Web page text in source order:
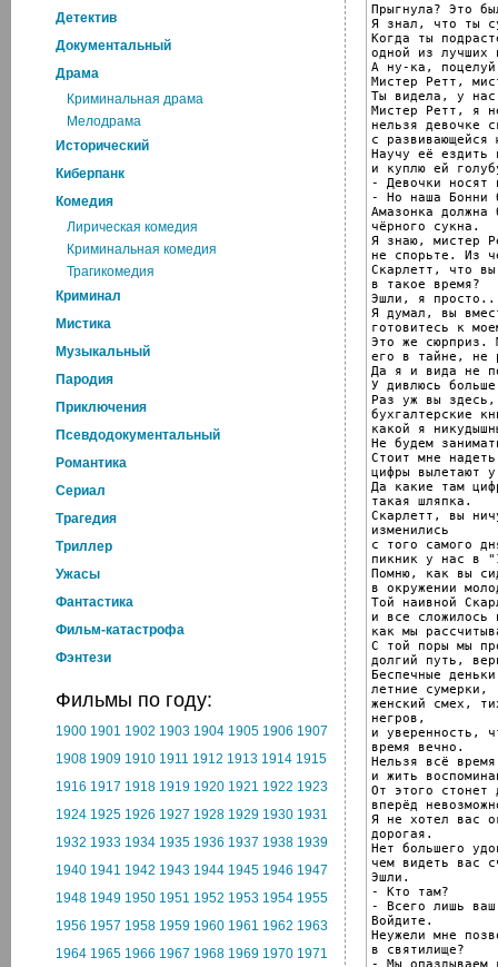
Детектив
Документальный
Драма
Криминальная драма
Мелодрама
Исторический
Киберпанк
Комедия
Лирическая комедия
Криминальная комедия
Трагикомедия
Криминал
Мистика
Музыкальный
Пародия
Приключения
Псевдодокументальный
Романтика
Cериал
Трагедия
Триллер
Ужасы
Фантастика
Фильм-катастрофа
Фэнтези
Фильмы по году:
1900 1901 1902 1903 1904 1905 1906 1907
1908 1909 1910 1911 1912 1913 1914 1915
1916 1917 1918 1919 1920 1921 1922 1923
1924 1925 1926 1927 1928 1929 1930 1931
1932 1933 1934 1935 1936 1937 1938 1939
1940 1941 1942 1943 1944 1945 1946 1947
1948 1949 1950 1951 1952 1953 1954 1955
1956 1957 1958 1959 1960 1961 1962 1963
1964 1965 1966 1967 1968 1969 1970 1971
Прыгнула? Это
Я знал, что ты
Когда ты
одной из лучших
А ну-ка,
Мистер Ретт,
Ты видела, у
Мистер Ретт, я
нельзя девочке
с развивающейся
Научу её ездить
и куплю ей
- Девочки носят
- Но наша Бонни
Амазонка должна
чёрного сукна.
Я знаю, мистер
не спорьте. Из
Скарлетт, что
в такое время?
Эшли, я
Я думал, вы
готовитесь к
Это же сюрприз.
его в тайне, не
Да я и вида не
У дивлюсь
Раз уж вы
бухгалтерские
какой я
Не будем
Стоит мне
цифры вылетают
Да какие там
такая шляпка.
Скарлетт, вы
изменились
с того самого
пикник у нас в
Помню, как вы
в окружении
Той наивной
и все сложилось
как мы
С той поры мы
долгий путь,
Беспечные
летние сумерки,
женский смех,
негров,
и уверенность,
время вечно.
Нельзя всё
и жить
От этого стонет
вперёд
Я не хотел вас
дорогая.
Нет большего
чем видеть вас
Эшли.
- Кто там?
- Всего лишь
Войдите.
Неужели мне
в святилище?
- Мы опаздываем